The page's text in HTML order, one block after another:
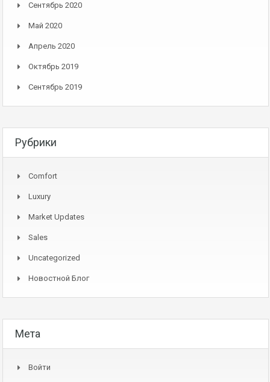
Сентябрь 2020
Май 2020
Апрель 2020
Октябрь 2019
Сентябрь 2019
Рубрики
Comfort
Luxury
Market Updates
Sales
Uncategorized
Новостной Блог
Мета
Войти